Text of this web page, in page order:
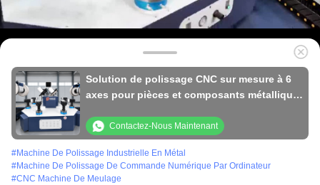
Solution de polissage CNC sur mesure à 6
axes pour pièces et composants métalliques
Contactez-Nous Maintenant
#Machine De Polissage Industrielle En Métal
#Machine De Polissage De Commande Numérique Par Ordinateur
#CNC Machine De Meulage